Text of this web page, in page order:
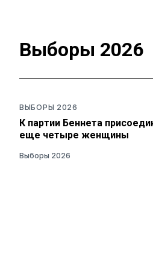
Выборы 2026
ВЫБОРЫ 2026
К партии Беннета
еще четыре женщины
Выборы 2026